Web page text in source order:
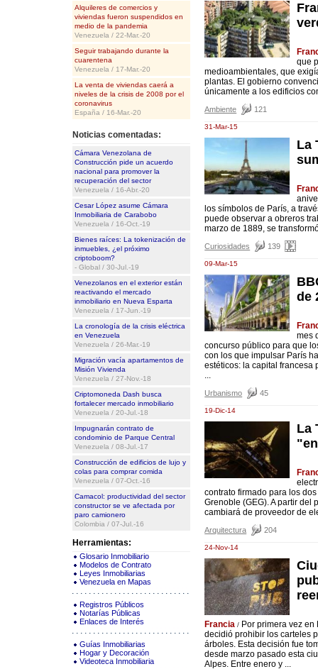
Alquileres de comercios y
viviendas fueron suspendidos en
medio de la pandemia
Venezuela / 22-Mar.-20
Seguir trabajando durante la
cuarentena
Venezuela / 17-Mar.-20
La venta de viviendas caerá a
niveles de la crisis de 2008 por el
coronavirus
España / 16-Mar.-20
Noticias comentadas:
Cámara Venezolana de
Construcción pide un acuerdo
nacional para promover la
recuperación del sector
Venezuela / 16-Abr.-20
Cesar López asume Cámara
Inmobiliaria de Carabobo
Venezuela / 16-Oct.-19
Bienes raíces: La tokenización de
inmuebles, ¿el próximo
criptoboom?
- Global / 30-Jul.-19
Venezolanos en el exterior están
reactivando el mercado
inmobiliario en Nueva Esparta
Venezuela / 17-Jun.-19
La cronología de la crisis eléctrica
en Venezuela
Venezuela / 26-Mar.-19
Migración vacía apartamentos de
Misión Vivienda
Venezuela / 27-Nov.-18
Criptomoneda Dash busca
fortalecer mercado inmobiliario
Venezuela / 20-Jul.-18
Impugnarán contrato de
condominio de Parque Central
Venezuela / 08-Jul.-17
Construcción de edificios de lujo y
colas para comprar comida
Venezuela / 07-Oct.-16
Camacol: productividad del sector
constructor se ve afectada por
paro camionero
Colombia / 07-Jul.-16
Herramientas:
Glosario Inmobiliario
Modelos de Contrato
Leyes Inmobiliarias
Venezuela en Mapas
Registros Públicos
Notarías Públicas
Enlaces de Interés
Guías Inmobiliarias
Hogar y Decoración
Videoteca Inmobiliaria
que
medioambientales, que
plantas. El gobierno
únicamente a los edificios
Ambiente 121
31-Mar-15
La
los símbolos de París, a
puede observar a obreros
marzo de 1889, se
Curiosidades 139
09-Mar-15
de
mes
concurso público para que
con los que impulsar París
estéticos: la capital francesa
...
Urbanismo 45
19-Dic-14
La
contrato firmado para los
Grenoble (GEG). A partir del
cambiará de proveedor de
Arquitectura 204
24-Nov-14
Francia / Por primera vez
decidió prohibir los carteles
árboles. Esta decisión fue
desde marzo pasado esta
Alpes. Entre enero y ...